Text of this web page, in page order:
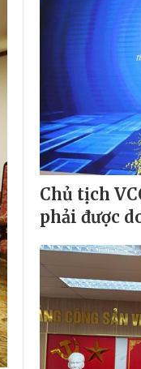
Chủ tịch
phải được